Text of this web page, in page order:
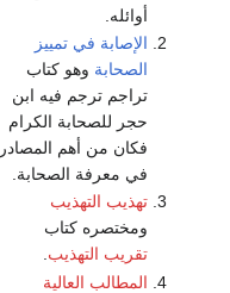
أوائله.
الإصابة في تمييز
الصحابة وهو كتاب
تراجم ترجم فيه ابن
حجر للصحابة الكرام
فكان من أهم المصادر
في معرفة الصحابة.
تهذيب التهذيب
ومختصره كتاب
تقريب التهذيب.
المطالب العالية